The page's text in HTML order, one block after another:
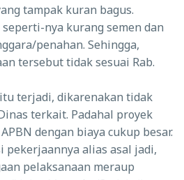
tampak kuran bagus.
nya kurang semen dan
penahan. Sehingga,
tersebut tidak sesuai Rab.
terjadi, dikarenakan tidak
terkait. Padahal proyek
dengan biaya cukup besar.
pekerjaannya alias asal jadi,
pelaksanaan meraup